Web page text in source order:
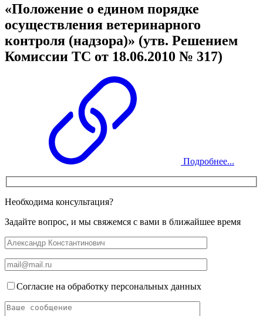
«Положение о едином порядке
осуществления ветеринарного
контроля (надзора)» (утв. Решением
Комиссии ТС от 18.06.2010 № 317)
Подробнее...
Необходима консультация?
Задайте вопрос, и мы свяжемся с вами в ближайшее время
Согласие на обработку персональных данных